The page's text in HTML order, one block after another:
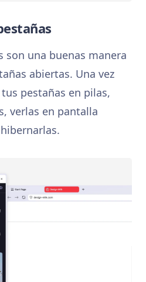
son una buenas manera
abiertas. Una vez
pestañas en pilas,
verlas en pantalla